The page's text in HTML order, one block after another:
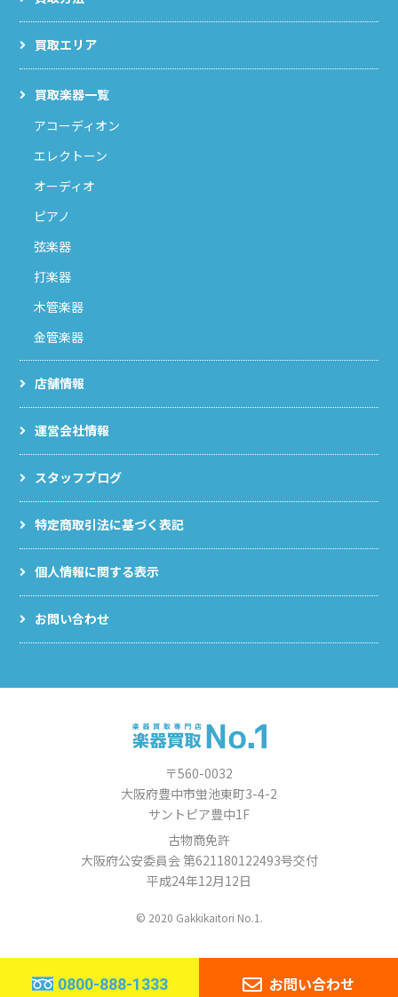
買取エリア
買取楽器一覧
アコーディオン
エレクトーン
オーディオ
ピアノ
弦楽器
打楽器
木管楽器
金管楽器
店舗情報
運営会社情報
スタッフブログ
特定商取引法に基づく表記
個人情報に関する表示
お問い合わせ
〒560-0032
大阪府豊中市蛍池東町3-4-2
サントピア豊中1F
古物商免許
大阪府公安委員会 第621180122493号交付
平成24年12月12日
© 2020 Gakkikaitori No.1.
0800-888-1333 お問い合わせ